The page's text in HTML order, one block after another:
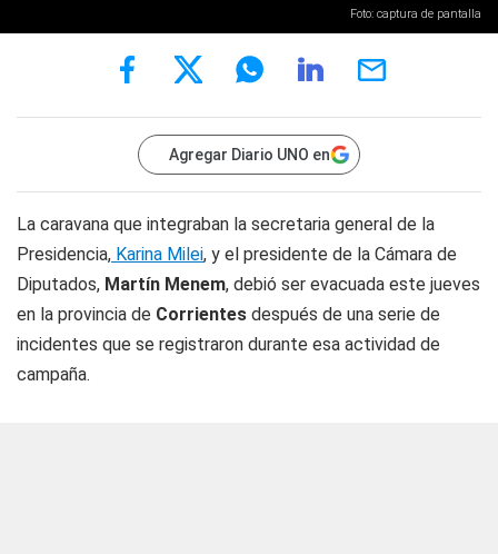
Foto: captura de pantalla
Agregar Diario UNO en
La caravana que integraban la secretaria general de la
Presidencia, Karina Milei, y el presidente de la Cámara de
Diputados, Martín Menem, debió ser evacuada este jueves
en la provincia de Corrientes después de una serie de
incidentes que se registraron durante esa actividad de
campaña.